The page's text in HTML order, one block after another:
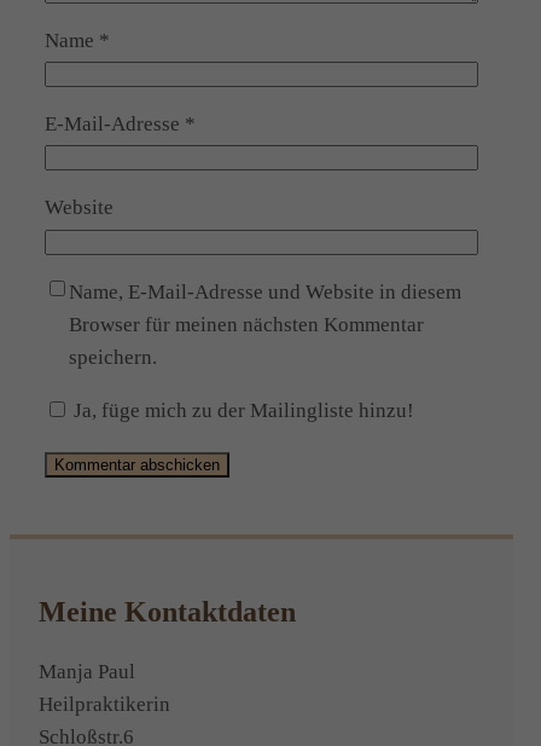
Name *
E-Mail-Adresse *
Website
Name, E-Mail-Adresse und Website in diesem
Browser für meinen nächsten Kommentar
speichern.
Ja, füge mich zu der Mailingliste hinzu!
Meine Kontaktdaten
Manja Paul
Heilpraktikerin
Schloßstr.6